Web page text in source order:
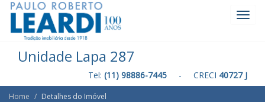
Unidade Lapa 287
Tel: (11) 98886-7445 - CRECI 40727 J
Home Detalhes do Imóvel